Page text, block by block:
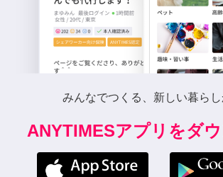
みんなでつくる、新しい暮らし
ANYTIMESアプリをダ